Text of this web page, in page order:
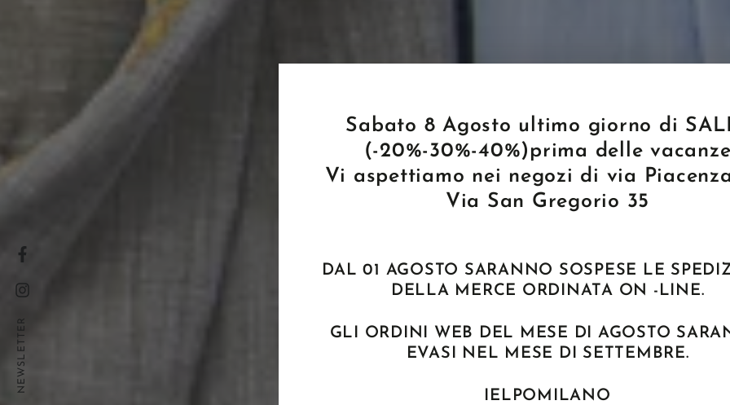
Sabato 8 Agosto ultimo giorno di
(-20%-30%-40%)prima delle
Vi aspettiamo nei negozi di via
Via San Gregorio 35
DAL 01 AGOSTO SARANNO SOSPESE LE
DELLA MERCE ORDINATA ON -LINE.
GLI ORDINI WEB DEL MESE DI AGOSTO
EVASI NEL MESE DI SETTEMBRE.
IELPOMILANO
Facebook
Instagram
NEWSLETTER